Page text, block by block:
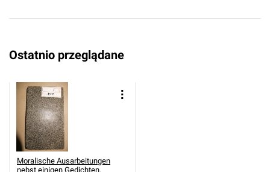
Ostatnio przeglądane
Moralische Ausarbeitungen
nebst einigen Gedichten.